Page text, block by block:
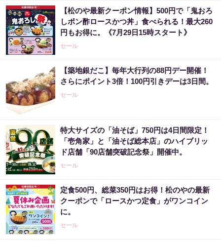
【松のや最新クーポン情報】500円で「鬼おろ
しポン酢ロースかつ丼」食べられる！最大260
円もお得に。《7月29日15時スタート》
セール
【築地銀だこ】毎年大行列の88円デー開催！
さらにポイント3倍！100円引きデーは3日間。
セール
特大サイズの「油そば」750円は4日間限定！
「壱角家」と「油そば総本店」のハイブリッ
ド店舗「90店舗突破記念祭」開催中。
セール
定食500円、総菜350円はお得！松のやの最新
クーポンで「ロースかつ定食」がワンコイン
に。
セール